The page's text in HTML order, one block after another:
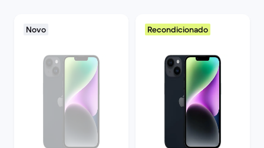
Novo Recondicionado